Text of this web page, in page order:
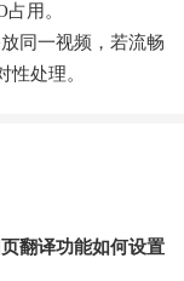
用。
同一视频，若流畅
性处理。
翻译功能如何设置